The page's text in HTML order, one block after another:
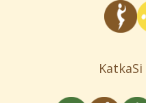
KatkaSi